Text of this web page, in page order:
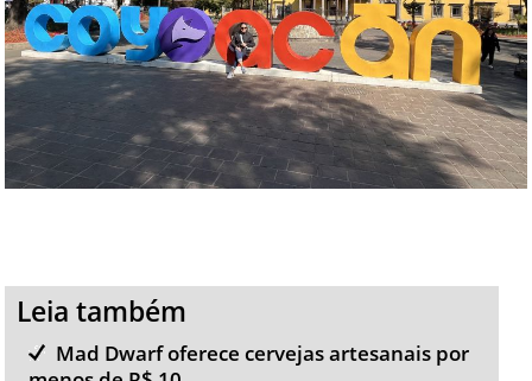
Leia também
Mad Dwarf oferece cervejas artesanais por